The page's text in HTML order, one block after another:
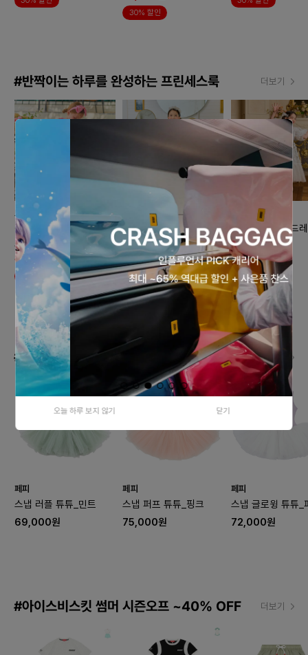
오늘 하루 보지 않기 닫기
30% 할인
#반짝이는 하루를 완성하는 프린세스룩 더보기
노엘드엠마
핑크 화원 원피스
89,000원
80,100원
노엘드엠마
피오니 드레스(엘사화이
트)
199,000원
노엘드엠마
별빛 세레나데 드
석 화이트
168,000원
#데일리로 즐기는 발레코어 스타일 더보기
페피
스냅 러플 튜튜_민트
69,000원
페피
스냅 퍼프 튜튜_핑크
75,000원
페피
스냅 글로윙 튜튜_
72,000원
#아이스비스킷 썸머 시즌오프 ~40% OFF 더보기